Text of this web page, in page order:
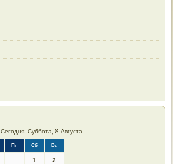
Сегодня: Суббота, 8 Августа
Пт Сб Вс
1 2